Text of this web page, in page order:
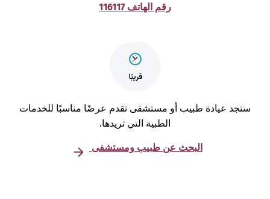
رقم الهاتف 116117
عيادة طبيب أو مستشفى تقدم عرضًا مناسبًا للخدمات
الطبية التي تريدها.
البحث عن طبيب ومستشفى